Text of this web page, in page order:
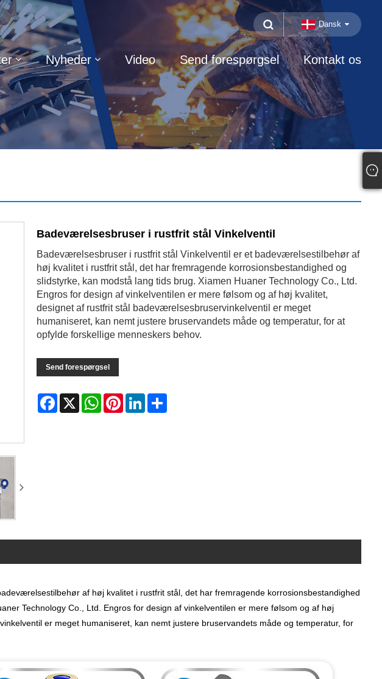
Dansk
Nyheder Video Send forespørgsel Kontakt os
Badeværelsesbruser i rustfrit stål Vinkelventil
Badeværelsesbruser i rustfrit stål Vinkelventil er et badeværelsestilbehør af
høj kvalitet i rustfrit stål, det har fremragende korrosionsbestandighed og
slidstyrke, kan modstå lang tids brug. Xiamen Huaner Technology Co., Ltd.
Engros for design af vinkelventilen er mere følsom og af høj kvalitet,
designet af rustfrit stål badeværelsesbruservinkelventil er meget
humaniseret, kan nemt justere bruservandets måde og temperatur, for at
opfylde forskellige menneskers behov.
Send forespørgsel
Facebook
X WhatsAppPinterestLinkedIn
af høj kvalitet i rustfrit stål, det har fremragende korrosionsbestandighed
Technology Co., Ltd. Engros for design af vinkelventilen er mere følsom og af høj
er meget humaniseret, kan nemt justere bruservandets måde og temperatur, for